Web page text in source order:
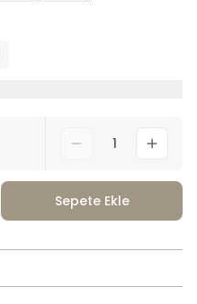
1
Sepete Ekle